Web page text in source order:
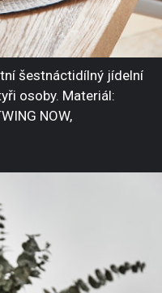
šestnáctidílný jídelní
osoby. Materiál:
NOW,